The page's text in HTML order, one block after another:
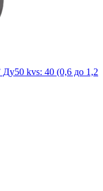
Ду50 kvs: 40 (0,6 до 1,2